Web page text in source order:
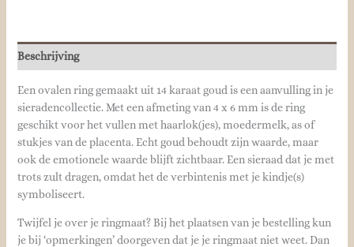
Beschrijving
Een ovalen ring gemaakt uit 14 karaat goud is een aanvulling in je
sieradencollectie. Met een afmeting van 4 x 6 mm is de ring
geschikt voor het vullen met haarlok(jes), moedermelk, as of
stukjes van de placenta. Echt goud behoudt zijn waarde, maar
ook de emotionele waarde blijft zichtbaar. Een sieraad dat je met
trots zult dragen, omdat het de verbintenis met je kindje(s)
symboliseert.
Twijfel je over je ringmaat? Bij het plaatsen van je bestelling kun
je bij ‘opmerkingen’ doorgeven dat je je ringmaat niet weet. Dan